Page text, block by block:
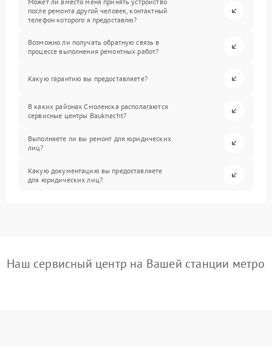
после ремонта другой человек, контактный
телефон которого я предоставлю?
Возможно ли получать обратную связь в
процессе выполнения ремонтных работ?
Какую гарантию вы предоставляете?
В каких районах Смоленска располагаются
сервисные центры Bauknecht?
Выполняете ли вы ремонт для юридических
лиц?
Какую документацию вы предоставляете
для юридических лиц?
Наш сервисный центр на Вашей станции метро